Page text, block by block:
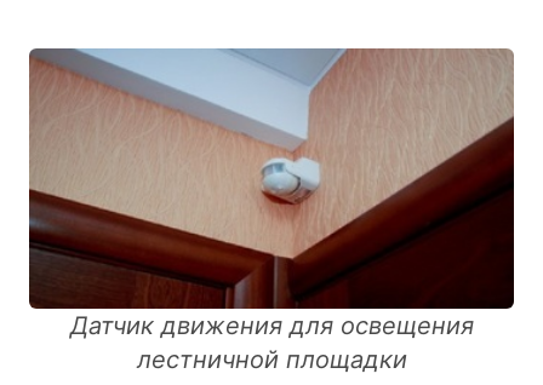
Датчик движения для освещения
лестничной площадки